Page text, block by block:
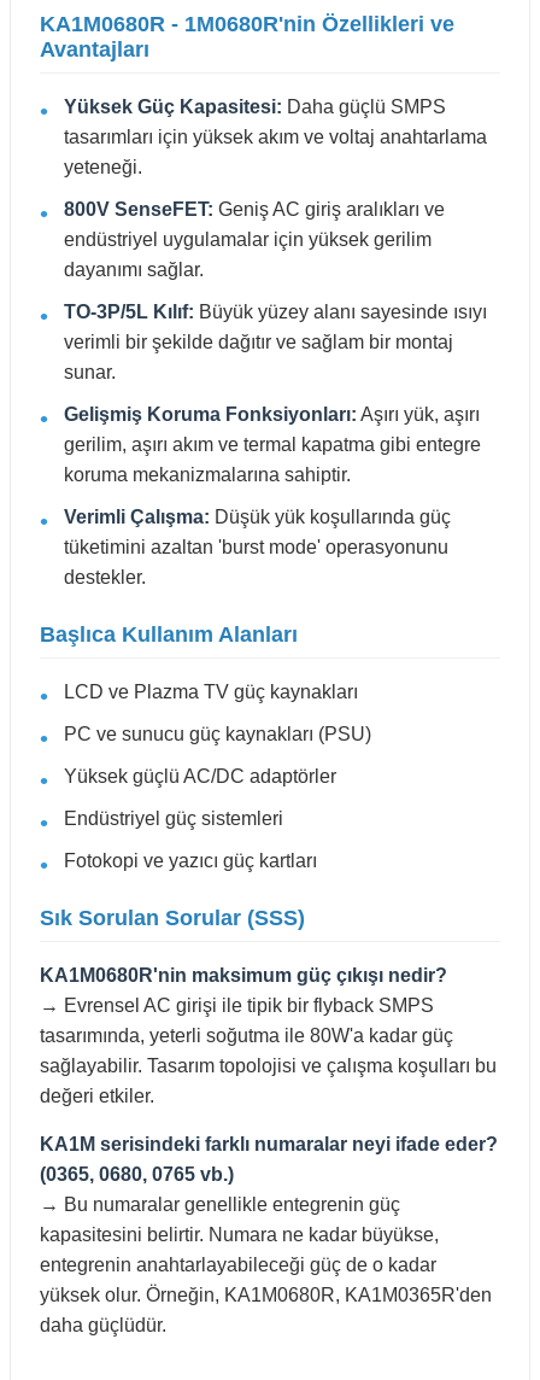
KA1M0680R - 1M0680R'nin Özellikleri ve
Avantajları
Yüksek Güç Kapasitesi: Daha güçlü SMPS
tasarımları için yüksek akım ve voltaj anahtarlama
yeteneği.
800V SenseFET: Geniş AC giriş aralıkları ve
endüstriyel uygulamalar için yüksek gerilim
dayanımı sağlar.
TO-3P/5L Kılıf: Büyük yüzey alanı sayesinde ısıyı
verimli bir şekilde dağıtır ve sağlam bir montaj
sunar.
Gelişmiş Koruma Fonksiyonları: Aşırı yük, aşırı
gerilim, aşırı akım ve termal kapatma gibi entegre
koruma mekanizmalarına sahiptir.
Verimli Çalışma: Düşük yük koşullarında güç
tüketimini azaltan 'burst mode' operasyonunu
destekler.
Başlıca Kullanım Alanları
LCD ve Plazma TV güç kaynakları
PC ve sunucu güç kaynakları (PSU)
Yüksek güçlü AC/DC adaptörler
Endüstriyel güç sistemleri
Fotokopi ve yazıcı güç kartları
Sık Sorulan Sorular (SSS)
KA1M0680R'nin maksimum güç çıkışı nedir?
→ Evrensel AC girişi ile tipik bir flyback SMPS
tasarımında, yeterli soğutma ile 80W'a kadar güç
sağlayabilir. Tasarım topolojisi ve çalışma koşulları bu
değeri etkiler.
KA1M serisindeki farklı numaralar neyi ifade eder?
(0365, 0680, 0765 vb.)
→ Bu numaralar genellikle entegrenin güç
kapasitesini belirtir. Numara ne kadar büyükse,
entegrenin anahtarlayabileceği güç de o kadar
yüksek olur. Örneğin, KA1M0680R, KA1M0365R'den
daha güçlüdür.